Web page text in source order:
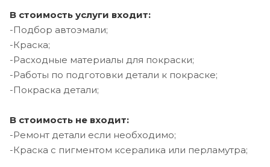
В стоимость услуги входит:
-Подбор автоэмали;
-Краска;
-Расходные материалы для покраски;
-Работы по подготовки детали к покраске;
-Покраска детали;
В стоимость не входит:
-Ремонт детали если необходимо;
-Краска с пигментом ксералика или перламутра;